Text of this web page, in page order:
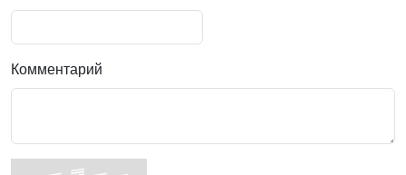
Комментарий